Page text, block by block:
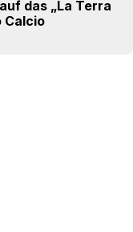
das „La Terra
Calcio